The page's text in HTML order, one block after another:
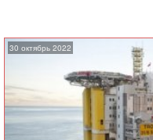
30 октябрь 2022